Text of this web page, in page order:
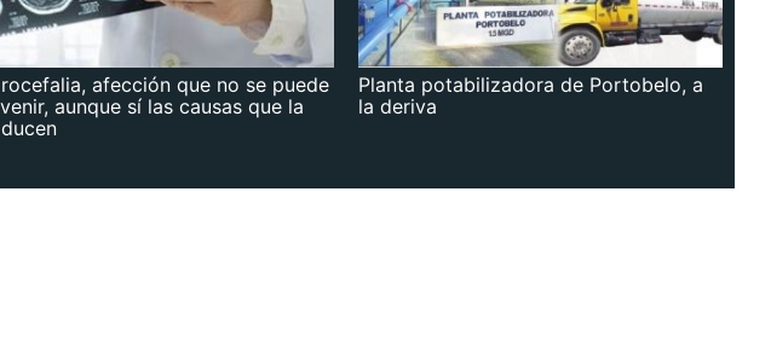
afección que no se puede
aunque sí las causas que la
Planta potabilizadora de Portobelo, a
la deriva